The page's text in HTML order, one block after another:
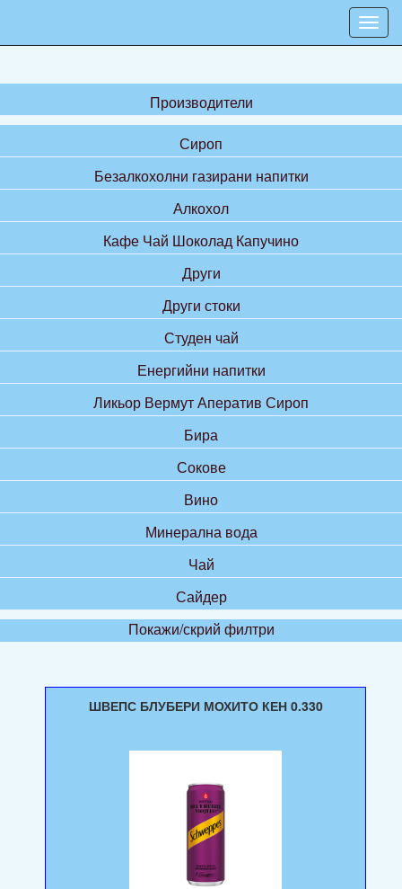
Производители
Сироп
Безалкохолни газирани напитки
Алкохол
Кафе Чай Шоколад Капучино
Други
Други стоки
Студен чай
Енергийни напитки
Ликьор Вермут Аператив Сироп
Бира
Сокове
Вино
Минерална вода
Чай
Сайдер
Покажи/скрий филтри
ШВЕПС БЛУБЕРИ МОХИТО КЕН 0.330